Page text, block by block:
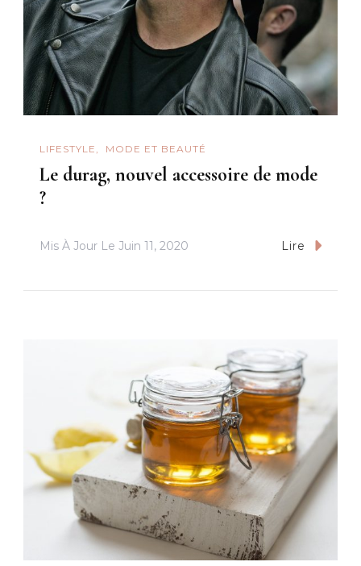
LIFESTYLE MODE ET BEAUTÉ
Le durag, nouvel accessoire de mode
?
Mis À Jour Le Juin 11, 2020 Lire